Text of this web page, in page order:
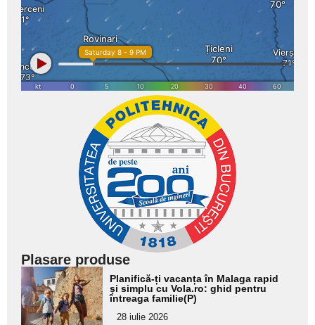
Plasare produse
Adaugă
aici textul
pentru
Planifică-ți vacanța în Malaga rapid
și simplu cu Vola.ro: ghid pentru
întreaga familie(P)
28 iulie 2026